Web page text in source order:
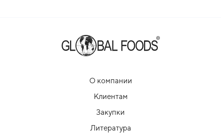
О компании
Клиентам
Закупки
Литература